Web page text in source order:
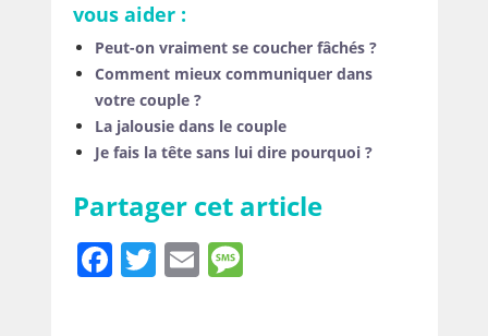
vous aider :
Peut-on vraiment se coucher fâchés ?
Comment mieux communiquer dans
votre couple ?
La jalousie dans le couple
Je fais la tête sans lui dire pourquoi ?
Partager cet article
Facebook
Twitter
EmailMessage